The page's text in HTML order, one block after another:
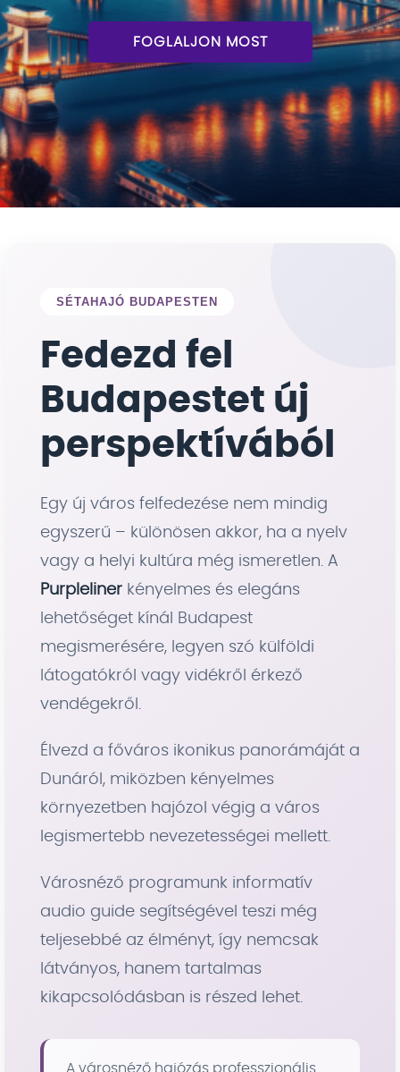
Itallap
Rólunk
🛒 Kosár
Magyar
English Angol)
FOGLALJON MOST
SÉTAHAJÓ BUDAPESTEN
Fedezd fel
Budapestet új
perspektívából
Egy új város felfedezése nem mindig
egyszerű – különösen akkor, ha a nyelv
vagy a helyi kultúra még ismeretlen. A
Purpleliner kényelmes és elegáns
lehetőséget kínál Budapest
megismerésére, legyen szó külföldi
látogatókról vagy vidékről érkező
vendégekről.
Élvezd a főváros ikonikus panorámáját a
Dunáról, miközben kényelmes
környezetben hajózol végig a város
legismertebb nevezetességei mellett.
Városnéző programunk informatív
audio guide segítségével teszi még
teljesebbé az élményt, így nemcsak
látványos, hanem tartalmas
kikapcsolódásban is részed lehet.
A városnéző hajózás professzionális